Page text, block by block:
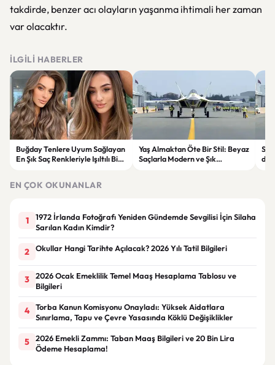
takdirde, benzer acı olayların yaşanma ihtimali her zaman
var olacaktır.
İLGILI HABERLER
Buğday Tenlere Uyum Sağlayan
En Şık Saç Renkleriyle Işıltılı Bir
Yaş Almaktan Öte Bir Stil: Beyaz
Saçlarla Modern ve Şık
EN ÇOK OKUNANLAR
1
1972 İrlanda Fotoğrafı Yeniden Gündemde Sevgilisi İçin Silaha
Sarılan Kadın Kimdir?
2 Okullar Hangi Tarihte Açılacak? 2026 Yılı Tatil Bilgileri
3
2026 Ocak Emeklilik Temel Maaş Hesaplama Tablosu ve
Bilgileri
4
Torba Kanun Komisyonu Onayladı: Yüksek Aidatlara
Sınırlama, Tapu ve Çevre Yasasında Köklü Değişiklikler
5
2026 Emekli Zammı: Taban Maaş Bilgileri ve 20 Bin Lira
Ödeme Hesaplama!